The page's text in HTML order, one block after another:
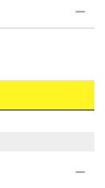
ー
ー